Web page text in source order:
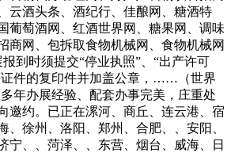
云酒头条、酒纪行、佳酿网、糖酒特
葡萄酒网、红酒世界网、糖果网、调味
商网、包拆取食物机械网、食物机械网
到时须提交“停业执照”、“出产许可
证件的复印件并加盖公章，……（世界
年办展经验、配套办事完美，庄重处
邀约。已正在漯河、商丘、连云港、宿
、徐州、洛阳、郑州、合肥、、安阳、
宁、、菏泽、、东营、烟台、威海、日